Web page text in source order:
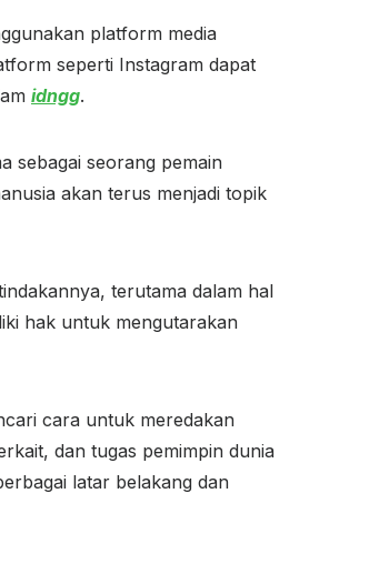
platform media
seperti Instagram dapat
idngg.
sebagai seorang pemain
akan terus menjadi topik
terutama dalam hal
hak untuk mengutarakan
cara untuk meredakan
dan tugas pemimpin dunia
latar belakang dan